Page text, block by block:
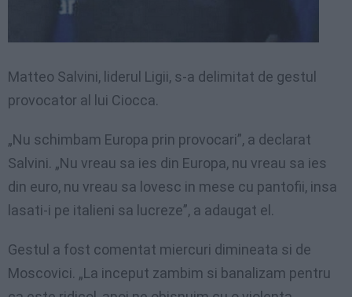
Matteo Salvini, liderul Ligii, s-a delimitat de gestul
provocator al lui Ciocca.
„Nu schimbam Europa prin provocari”, a declarat
Salvini. „Nu vreau sa ies din Europa, nu vreau sa ies
din euro, nu vreau sa lovesc in mese cu pantofii, insa
lasati-i pe italieni sa lucreze”, a adaugat el.
Gestul a fost comentat miercuri dimineata si de
Moscovici. „La inceput zambim si banalizam pentru